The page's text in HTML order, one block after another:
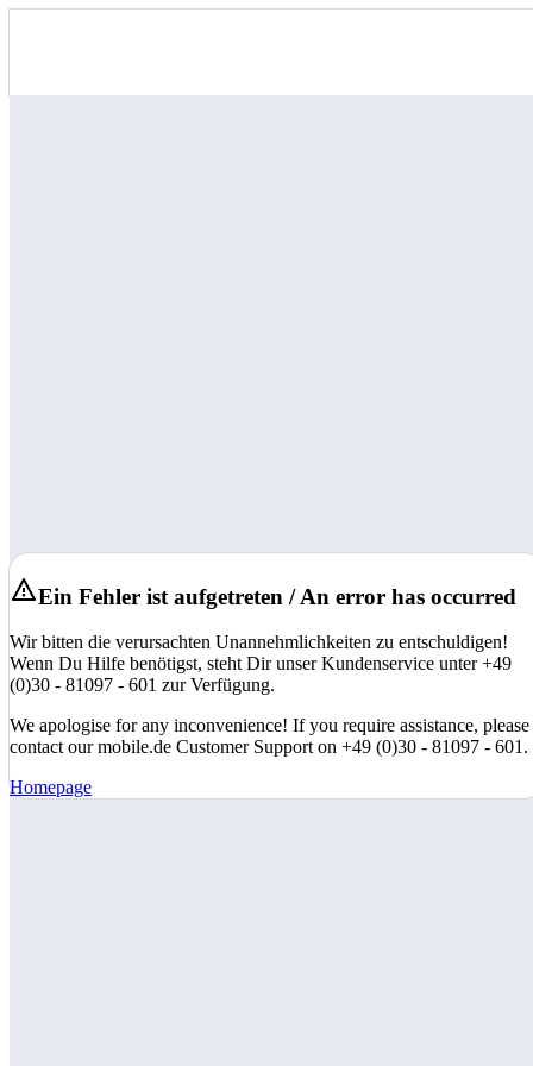
Ein Fehler ist aufgetreten / An error has occurred
Wir bitten die verursachten Unannehmlichkeiten zu entschuldigen!
Wenn Du Hilfe benötigst, steht Dir unser Kundenservice unter +49
(0)30 - 81097 - 601 zur Verfügung.
We apologise for any inconvenience! If you require assistance, please
contact our mobile.de Customer Support on +49 (0)30 - 81097 - 601.
Homepage